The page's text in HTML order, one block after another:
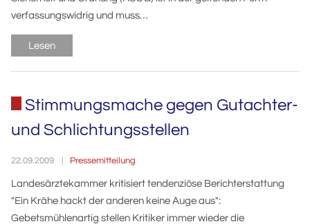
verfassungswidrig und muss…
Lesen
Stimmungsmache gegen Gutachter-
und Schlichtungsstellen
22.09.2009 Pressemitteilung
Landesärztekammer kritisiert tendenziöse Berichterstattung
"Ein Krähe hackt der anderen keine Auge aus":
Gebetsmühlenartig stellen Kritiker immer wieder die